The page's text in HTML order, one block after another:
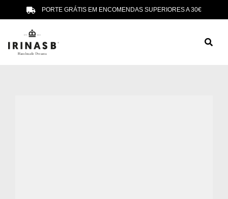
PORTE GRÁTIS EM ENCOMENDAS SUPERIORES A 30€